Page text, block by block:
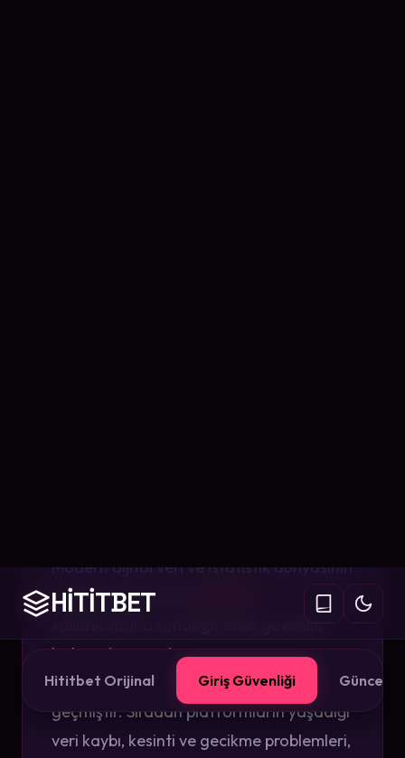
Modern dijital veri ve istatistik dünyasının
temel yapıtaşı olan
kullanıcılarına sunduğu siber güvenlik
katmanları ve otonom sunucu
altyapısıyla 2026 standartlarının ötesine
geçmiştir. Sıradan platformların yaşadığı
veri kaybı, kesinti ve gecikme problemleri,